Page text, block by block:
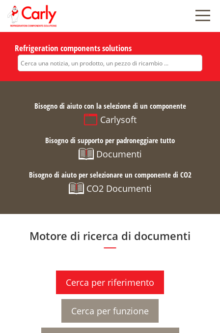
Refrigeration components solutions
Bisogno di aiuto con la selezione di un componente
Carlysoft
Bisogno di supporto per padroneggiare tutto
Documenti
Bisogno di aiuto per selezionare un componente di CO2
CO2 Documenti
Motore di ricerca di documenti
Cerca per riferimento
Cerca per funzione